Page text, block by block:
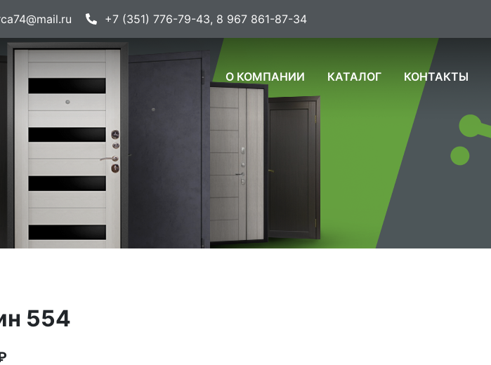
+7 (351) 776-79-43, 8 967 861-87-34
О КОМПАНИИ КАТАЛОГ КОНТАКТЫ
554